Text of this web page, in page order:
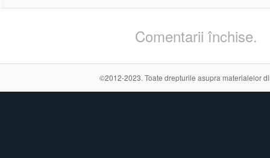
Comentarii închise.
©2012-2023. Toate drepturile asupra materialelor